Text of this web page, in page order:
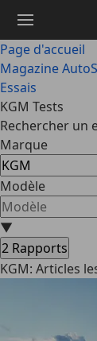
contenu
principal
Page d'accueil
Magazine
Essais
KGM Tests
Rechercher un
Marque
Modèle
▼
2 Rapports
KGM: Articles